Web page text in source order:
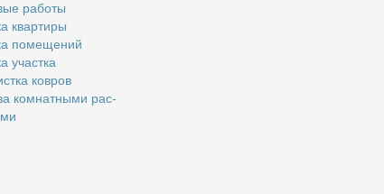
ра­бо­ты
квар­ти­ры
по­ме­ще­ний
участ­ка
ков­ров
ком­нат­ны­ми рас­